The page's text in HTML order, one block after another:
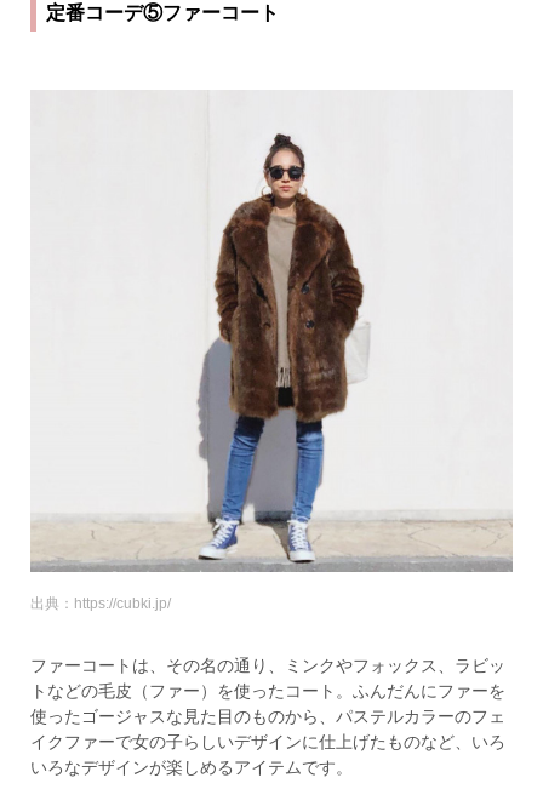
定番コーデ⑤ファーコート
出典：https://cubki.jp/
ファーコートは、その名の通り、ミンクやフォックス、ラビッ
トなどの毛皮（ファー）を使ったコート。ふんだんにファーを
使ったゴージャスな見た目のものから、パステルカラーのフェ
イクファーで女の子らしいデザインに仕上げたものなど、いろ
いろなデザインが楽しめるアイテムです。